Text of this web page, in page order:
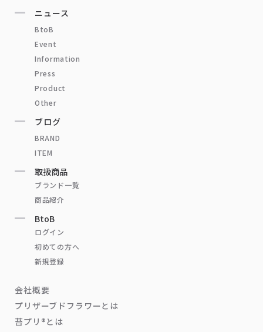
ニュース
BtoB
Event
Information
Press
Product
Other
ブログ
BRAND
ITEM
取扱商品
ブランド一覧
商品紹介
BtoB
ログイン
初めての方へ
新規登録
会社概要
プリザーブドフラワーとは
苔プリ®とは